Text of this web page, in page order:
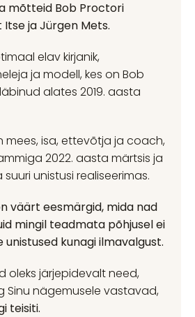
mõtteid Bob Proctori
ja Jürgen Mets.
elav kirjanik,
ja modell, kes on Bob
alates 2019. aasta
mees, isa, ettevõtja ja coach,
2022. aasta märtsis ja
unistusi realiseerimas.
väärt eesmärgid, mida nad
mingil teadmata põhjusel ei
unistused kunagi ilmavalgust.
oleks järjepidevalt need,
Sinu nägemusele vastavad,
teisiti.